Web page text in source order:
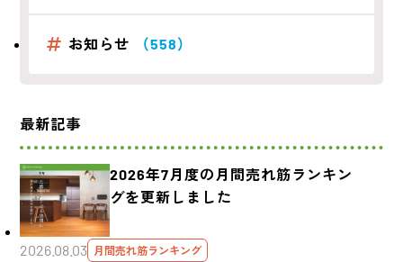
お知らせ （558）
最新記事
2026年7月度の月間売れ筋ランキン
グを更新しました
2026.08.03 月間売れ筋ランキング